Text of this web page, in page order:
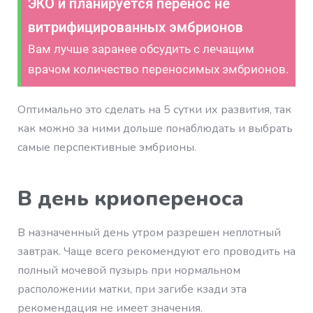
витрифицированных эмбрионов
Вам лучше заранее обсудить с лечащим
врачом количество переносимых эмбрионов.
Оптимально это сделать на 5 сутки их развития, так
как можно за ними дольше понаблюдать и выбрать
самые перспективные эмбрионы.
В день криопереноса
В назначенный день утром разрешен неплотный
завтрак. Чаще всего рекомендуют его проводить на
полный мочевой пузырь при нормальном
расположении матки, при загибе кзади эта
рекомендация не имеет значения.